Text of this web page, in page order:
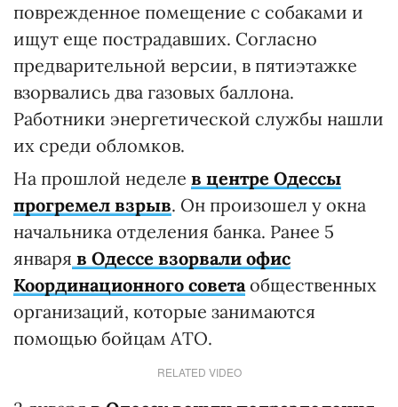
поврежденное помещение с собаками и
ищут еще пострадавших. Согласно
предварительной версии, в пятиэтажке
взорвались два газовых баллона.
Работники энергетической службы нашли
их среди обломков.
На прошлой неделе в центре Одессы
прогремел взрыв. Он произошел у окна
начальника отделения банка. Ранее 5
января в Одессе взорвали офис
Координационного советаобщественных
организаций, которые занимаются
помощью бойцам АТО.
RELATED VIDEO